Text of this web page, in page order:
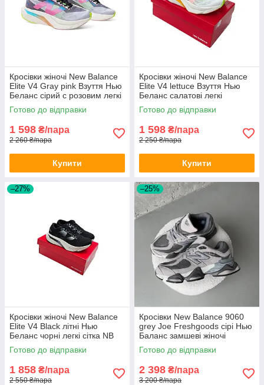
Кросівки жіночі New Balance
Elite V4 Gray pink Взуття Нью
Беланс сірий с розовим легкі
текстиль літо
Готово до відправки
1 598 ₴/пара
2 260 ₴/пара
Купити
Кросівки жіночі New Balance
Elite V4 lettuce Взуття Нью
Беланс салатові легкі
текстиль літо
Готово до відправки
1 598 ₴/пара
2 250 ₴/пара
Купити
–27%
Кросівки жіночі New Balance
Elite V4 Black літні Нью
Беланс чорні легкі сітка NB
на літо
Готово до відправки
1 858 ₴/пара
2 550 ₴/пара
–25%
Кросівки New Balance 9060
grey Joe Freshgoods сірі Нью
Баланс замшеві жіночі
чоловічі підліткові унісекс
Готово до відправки
2 398 ₴/пара
3 200 ₴/пара